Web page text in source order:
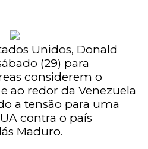
Unidos, Donald
(29) para
considerem o
ao redor da Venezuela
a tensão para uma
contra o país
Maduro.